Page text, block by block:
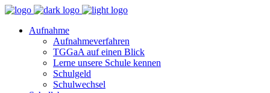
Aufnahme
Aufnahmeverfahren
TGGaA auf einen Blick
Lerne unsere Schule kennen
Schulgeld
Schulwechsel